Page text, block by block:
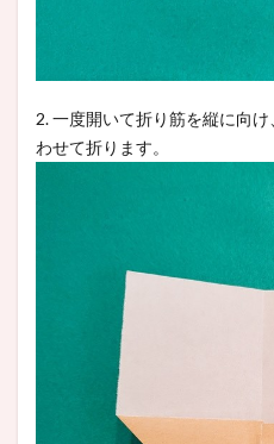
2. 一度開いて折り筋を縦に向
わせて折ります。